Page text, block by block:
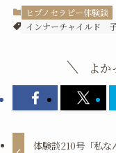
ヒプノセラピー体験談
インナーチャイルド
よか
体験談210号「私な